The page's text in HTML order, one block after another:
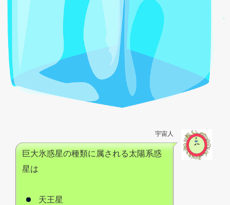
宇宙人
巨大氷惑星の種類に属される太陽系惑
星は
天王星